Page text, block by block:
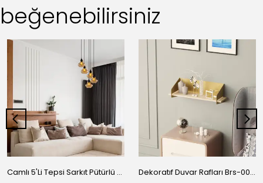
beğenebilirsiniz
Camlı 5'Li Tepsi Sarkıt Pütürlü Siyah 054 Dekoratıf Duvar Rafları Brs-004-A-Srk